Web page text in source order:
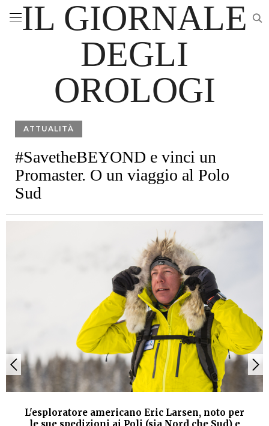
IL GIORNALE
DEGLI
OROLOGI
ATTUALITÀ
#SavetheBEYOND e vinci un
Promaster. O un viaggio al Polo
Sud
L'esploratore americano Eric Larsen, noto per